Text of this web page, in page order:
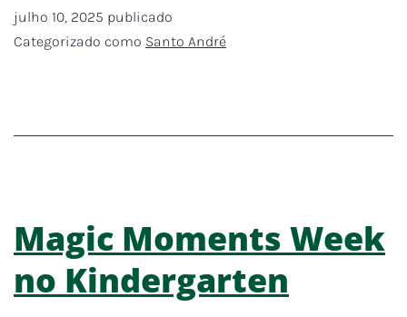
julho 10, 2025 publicado
Categorizado como Santo André
Magic Moments Week
no Kindergarten